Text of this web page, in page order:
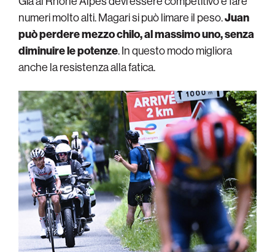
numeri molto alti. Magari si può limare il peso.Juan
può perdere mezzo chilo, al massimo uno, senza
diminuire le potenze. In questo modo migliora
anche la resistenza alla fatica.